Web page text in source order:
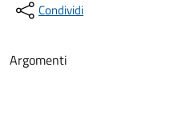
Condividi
Argomenti